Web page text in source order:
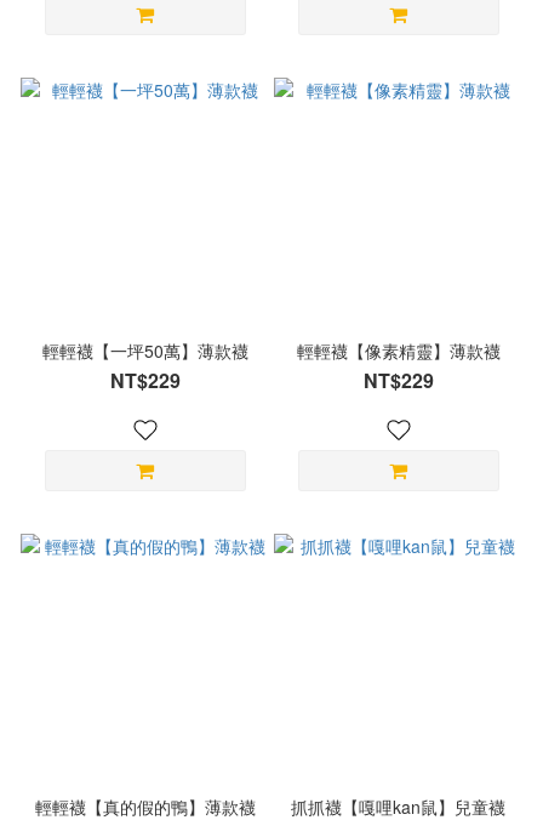
輕輕襪【一坪50萬】薄款襪
NT$229
輕輕襪【像素精靈】薄款襪
NT$229
輕輕襪【真的假的鴨】薄款襪 抓抓襪【嘎哩kan鼠】兒童襪